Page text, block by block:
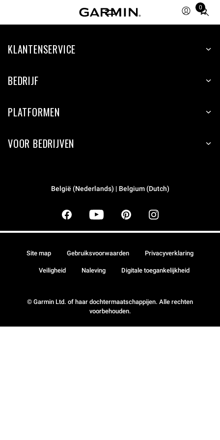
0
Total
items
cart:
KLANTENSERVICE
BEDRIJF
PLATFORMEN
VOOR BEDRIJVEN
België (Nederlands) | Belgium (Dutch)
© Garmin Ltd. of haar dochtermaatschappijen. Alle rechten
voorbehouden.
Site map Gebruiksvoorwaarden Privacyverklaring
Veiligheid Naleving Digitale toegankelijkheid